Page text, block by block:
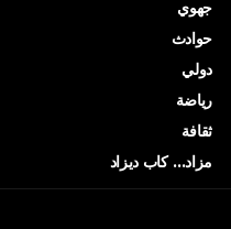
جهوي
حوادث
دولي
رياضة
ثقافة
مزاد… كاب ديزاد